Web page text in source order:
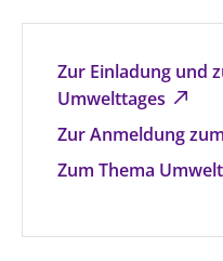
Zur Einladung und
Umwelttages
Zur Anmeldung
Zum Thema